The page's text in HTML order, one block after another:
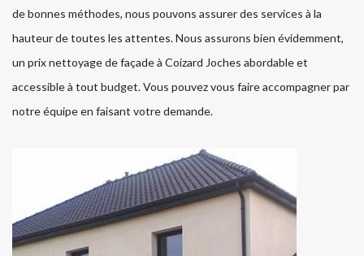
de bonnes méthodes, nous pouvons assurer des services à la
hauteur de toutes les attentes. Nous assurons bien évidemment,
un prix nettoyage de façade à Coizard Joches abordable et
accessible à tout budget. Vous pouvez vous faire accompagner par
notre équipe en faisant votre demande.